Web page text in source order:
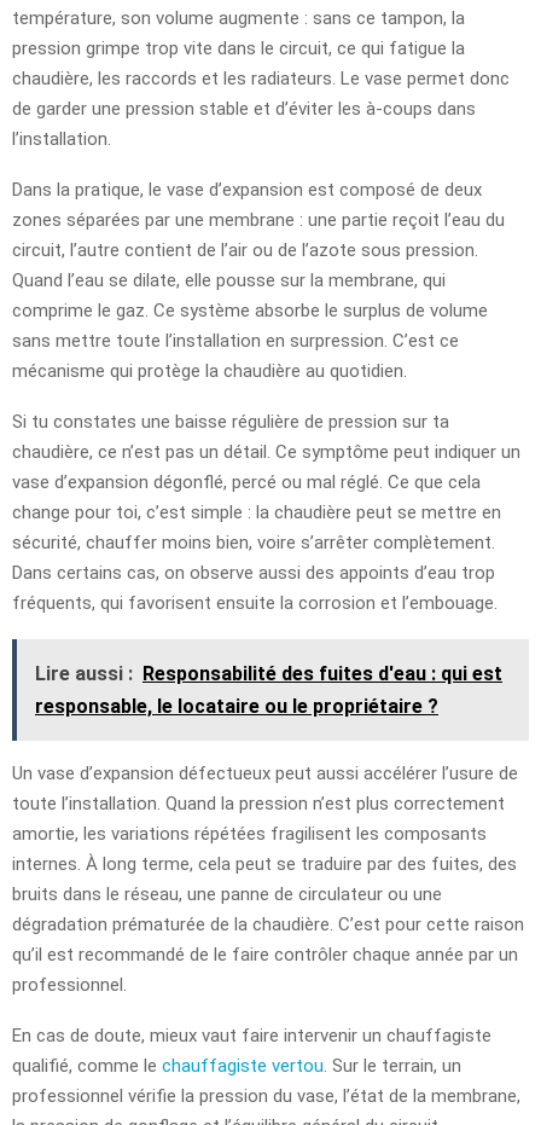
température, son volume augmente : sans ce tampon, la
pression grimpe trop vite dans le circuit, ce qui fatigue la
chaudière, les raccords et les radiateurs. Le vase permet donc
de garder une pression stable et d’éviter les à-coups dans
l’installation.
Dans la pratique, le vase d’expansion est composé de deux
zones séparées par une membrane : une partie reçoit l’eau du
circuit, l’autre contient de l’air ou de l’azote sous pression.
Quand l’eau se dilate, elle pousse sur la membrane, qui
comprime le gaz. Ce système absorbe le surplus de volume
sans mettre toute l’installation en surpression. C’est ce
mécanisme qui protège la chaudière au quotidien.
Si tu constates une baisse régulière de pression sur ta
chaudière, ce n’est pas un détail. Ce symptôme peut indiquer un
vase d’expansion dégonflé, percé ou mal réglé. Ce que cela
change pour toi, c’est simple : la chaudière peut se mettre en
sécurité, chauffer moins bien, voire s’arrêter complètement.
Dans certains cas, on observe aussi des appoints d’eau trop
fréquents, qui favorisent ensuite la corrosion et l’embouage.
Lire aussi : Responsabilité des fuites d'eau : qui est
responsable, le locataire ou le propriétaire ?
Un vase d’expansion défectueux peut aussi accélérer l’usure de
toute l’installation. Quand la pression n’est plus correctement
amortie, les variations répétées fragilisent les composants
internes. À long terme, cela peut se traduire par des fuites, des
bruits dans le réseau, une panne de circulateur ou une
dégradation prématurée de la chaudière. C’est pour cette raison
qu’il est recommandé de le faire contrôler chaque année par un
professionnel.
En cas de doute, mieux vaut faire intervenir un chauffagiste
qualifié, comme le chauffagiste vertou . Sur le terrain, un
professionnel vérifie la pression du vase, l’état de la membrane,